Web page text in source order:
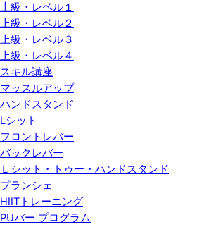
上級・レベル１
上級・レベル２
上級・レベル３
上級・レベル４
スキル講座
マッスルアップ
ハンドスタンド
Lシット
フロントレバー
バックレバー
Ｌシット・トゥー・ハンドスタンド
プランシェ
HIITトレーニング
PUバー プログラム